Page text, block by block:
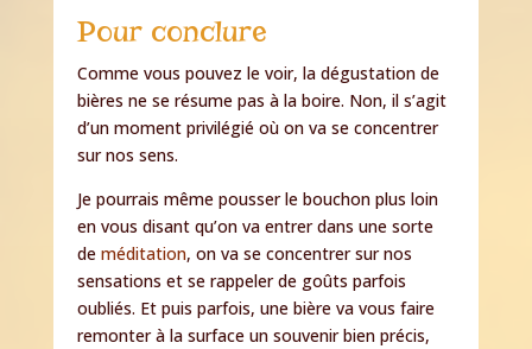
Pour conclure
Comme vous pouvez le voir, la dégustation de
bières ne se résume pas à la boire. Non, il s’agit
d’un moment privilégié où on va se concentrer
sur nos sens.
Je pourrais même pousser le bouchon plus loin
en vous disant qu’on va entrer dans une sorte
de méditation, on va se concentrer sur nos
sensations et se rappeler de goûts parfois
oubliés. Et puis parfois, une bière va vous faire
remonter à la surface un souvenir bien précis,